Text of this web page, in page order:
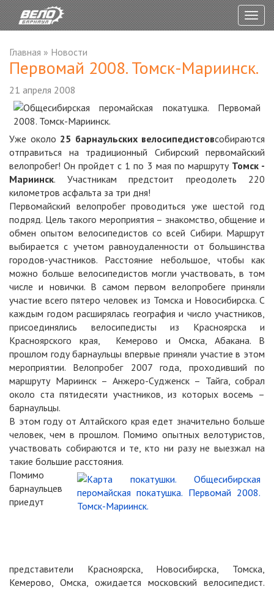
Главная » Новости
Первомай 2008. Томск-Мариинск.
21 апреля 2008
Уже около 25 барнаульских велосипедистовсобираются
отправиться на традиционный Сибирский первомайский
велопробег! Он пройдет с 1 по 3 мая по маршруту Томск -
Мариинск. Участникам предстоит преодолеть 220
километров асфальта за три дня!
Первомайский велопробег проводиться уже шестой год
подряд. Цель такого мероприятия – знакомство, общение и
обмен опытом велосипедистов со всей Сибири. Маршрут
выбирается с учетом равноудаленности от большинства
городов-участников. Расстояние небольшое, чтобы как
можно больше велосипедистов могли участвовать, в том
числе и новички. В самом первом велопробеге приняли
участие всего пятеро человек из Томска и Новосибирска. С
каждым годом расширялась география и число участников,
присоединялись велосипедисты из Красноярска и
Красноярского края, Кемерово и Омска, Абакана. В
прошлом году барнаульцы впервые приняли участие в этом
мероприятии. Велопробег 2007 года, проходивший по
маршруту Мариинск – Анжеро-Судженск – Тайга, собрал
около ста пятидесяти участников, из которых восемь –
барнаульцы.
В этом году от Алтайского края едет значительно больше
человек, чем в прошлом. Помимо опытных велотуристов,
участвовать собираются и те, кто ни разу не выезжал на
такие большие расстояния.
Помимо
барнаульцев
приедут
представители Красноярска, Новосибирска, Томска,
Кемерово, Омска, ожидается московский велосипедист.